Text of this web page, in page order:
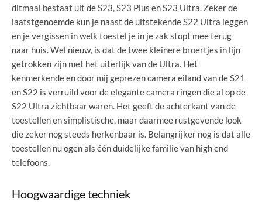
ditmaal bestaat uit de S23, S23 Plus en S23 Ultra. Zeker de
laatstgenoemde kun je naast de uitstekende S22 Ultra leggen
en je vergissen in welk toestel je in je zak stopt mee terug
naar huis. Wel nieuw, is dat de twee kleinere broertjes in lijn
getrokken zijn met het uiterlijk van de Ultra. Het
kenmerkende en door mij geprezen camera eiland van de S21
en S22 is verruild voor de elegante camera ringen die al op de
S22 Ultra zichtbaar waren. Het geeft de achterkant van de
toestellen en simplistische, maar daarmee rustgevende look
die zeker nog steeds herkenbaar is. Belangrijker nog is dat alle
toestellen nu ogen als één duidelijke familie van high end
telefoons.
Hoogwaardige techniek